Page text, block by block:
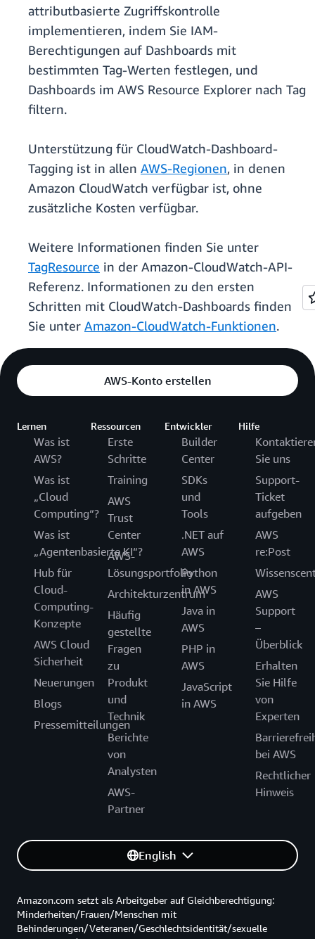
attributbasierte Zugriffskontrolle
implementieren, indem Sie IAM-
Berechtigungen auf Dashboards mit
bestimmten Tag-Werten festlegen, und
Dashboards im AWS Resource Explorer nach Tag
filtern.
Unterstützung für CloudWatch-Dashboard-
Tagging ist in allen AWS-Regionen, in denen
Amazon CloudWatch verfügbar ist, ohne
zusätzliche Kosten verfügbar.
Weitere Informationen finden Sie unter
TagResource in der Amazon-CloudWatch-API-
Referenz. Informationen zu den ersten
Schritten mit CloudWatch-Dashboards finden
Sie unter Amazon-CloudWatch-Funktionen.
AWS-Konto erstellen
Lernen
Was ist
AWS?
Was ist
„Cloud
Computing“?
Was ist
„Agentenbasierte KI“?
Hub für
Cloud-
Computing-
Konzepte
AWS Cloud
Sicherheit
Neuerungen
Blogs
Pressemitteilungen
Ressourcen
Erste
Schritte
Training
AWS
Trust
Center
AWS-
Lösungsportfolio
Architekturzentrum
Häufig
gestellte
Fragen
zu
Produkt
und
Technik
Berichte
von
Analysten
AWS-
Partner
Entwickler
Builder
Center
SDKs
und
Tools
.NET auf
AWS
Python
in AWS
Java in
AWS
PHP in
AWS
JavaScript
in AWS
Hilfe
Sie uns
Support-
Ticket
aufgeben
AWS
re:Post
AWS
Support
–
Überblick
Erhalten
Sie Hilfe
von
Experten
bei AWS
Rechtlicher
Hinweis
English
Amazon.com setzt als Arbeitgeber auf Gleichberechtigung:
Minderheiten/Frauen/Menschen mit
Behinderungen/Veteranen/Geschlechtsidentität/sexuelle